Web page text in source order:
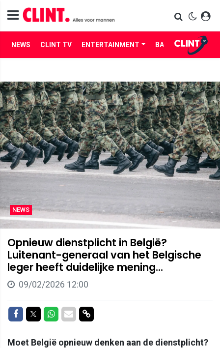
NEWS CLINT TV ENTERTAINMENT BABES LIFE
NEWS
Opnieuw dienstplicht in België?
Luitenant-generaal van het Belgische
leger heeft duidelijke mening...
09/02/2026 12:00
Delen op Facebook
Delen op Twitter
Delen op Whatsapp
Delen via Mail
Delen via link
Moet België opnieuw denken aan de dienstplicht?